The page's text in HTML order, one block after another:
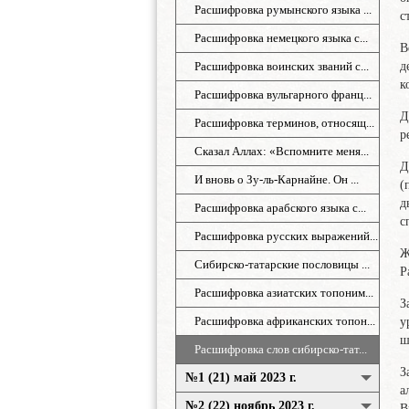
Расшифровка румынского языка ...
Расшифровка немецкого языка с...
Расшифровка воинских званий с...
Расшифровка вульгарного франц...
Расшифровка терминов, относящ...
Сказал Аллах: «Вспомните меня...
И вновь о Зу-ль-Карнайне. Он ...
Расшифровка арабского языка с...
Расшифровка русских выражений...
Сибирско-татарские пословицы ...
Расшифровка азиатских топоним...
Расшифровка африканских топон...
Расшифровка слов сибирско-тат...
№1 (21) май 2023 г.
Расшифровка таджикского языка...
Расшифровка чешского языка се...
Расшифровка финского языка си...
Расшифровка английского языка...
Расшифровка имён и фамилий из...
Расшифровка гор и их вершин с...
СКАЗАЛ АЛЛАХ: «ВСПОМНИТЕ
И ВНОВЬ О ЗУ-ЛЬ-КАРНАЙНЕ.
Расшифровка арабского языка с...
Расшифровка воинских терминов...
Расшифровка топонимов России ...
Расшифровка российских фамили...
Расшифровка российских имен с...
Расшифровка русских выражений...
Расшифровка слов сибирско-тат...
№2 (22) ноябрь 2023 г.